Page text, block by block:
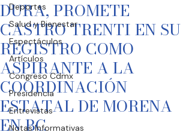
Deportes
Salud y Bienestar
Espectáculos
Artículos
Congreso Cdmx
Presidencia
Entrevistas
Notas Informativas
DURA, PROMETE
CASTRO TRENTI EN SU
REGISTRO COMO
ASPIRANTE A LA
COORDINACIÓN
ESTATAL DE MORENA
EN BC